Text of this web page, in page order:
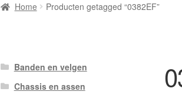
Over ons PrivacybeleidWereldwijde
Home Producten getagged “0382EF”
Banden en velgen
Chassis en assen